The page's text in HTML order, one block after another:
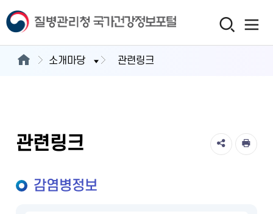
소개마당 관련링크
관련링크
감염병정보